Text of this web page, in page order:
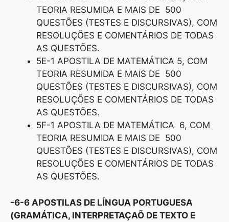
TEORIA RESUMIDA E MAIS DE 500
QUESTÕES (TESTES E DISCURSIVAS), COM
RESOLUÇÕES E COMENTÁRIOS DE TODAS
AS QUESTÕES.
5E-1 APOSTILA DE MATEMÁTICA 5, COM
TEORIA RESUMIDA E MAIS DE 500
QUESTÕES (TESTES E DISCURSIVAS), COM
RESOLUÇÕES E COMENTÁRIOS DE TODAS
AS QUESTÕES.
5F-1 APOSTILA DE MATEMÁTICA 6, COM
TEORIA RESUMIDA E MAIS DE 500
QUESTÕES (TESTES E DISCURSIVAS), COM
RESOLUÇÕES E COMENTÁRIOS DE TODAS
AS QUESTÕES.
-6-6 APOSTILAS DE LÍNGUA PORTUGUESA
(GRAMÁTICA, INTERPRETAÇAÕ DE TEXTO E